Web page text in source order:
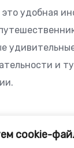
cookie-
удобная
и